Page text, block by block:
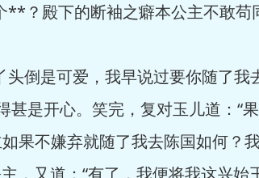
？殿下的断袖之癖本公主不敢苟
倒是可爱，我早说过要你随了我
是开心。笑完，复对玉儿道：“
果不嫌弃就随了我去陈国如何？
，又道：“有了，我便将我这兴始